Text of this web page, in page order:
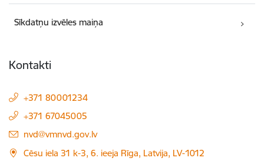
Sīkdatņu izvēles maiņa
Kontakti
+371 80001234
+371 67045005
E-pasts:
nvd@vmnvd.gov.lv
Cēsu iela 31 k-3, 6. ieeja Rīga, Latvija, LV-1012